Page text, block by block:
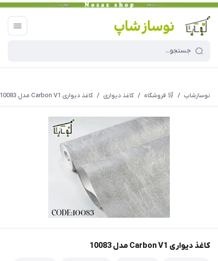
نوسازشاپ / 🛒 فروشگاه / کاغذ دیواری / کاغذ دیواری Carbon V1 مدل 10083
کاغذ دیواری Carbon V1 مدل 10083